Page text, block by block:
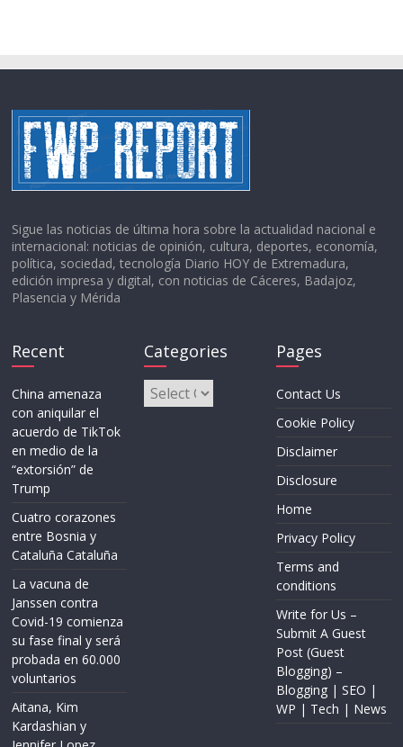
Sigue las noticias de última hora sobre la actualidad nacional e
internacional: noticias de opinión, cultura, deportes, economía,
política, sociedad, tecnología Diario HOY de Extremadura,
edición impresa y digital, con noticias de Cáceres, Badajoz,
Plasencia y Mérida
Recent
China amenaza
con aniquilar el
acuerdo de TikTok
en medio de la
“extorsión” de
Trump
Cuatro corazones
entre Bosnia y
Cataluña Cataluña
La vacuna de
Janssen contra
Covid-19 comienza
su fase final y será
probada en 60.000
voluntarios
Aitana, Kim
Kardashian y
Categories
Categories
Pages
Contact Us
Cookie Policy
Disclaimer
Disclosure
Home
Privacy Policy
Terms and
conditions
Write for Us –
Submit A Guest
Post (Guest
Blogging) –
Blogging | SEO |
WP | Tech | News